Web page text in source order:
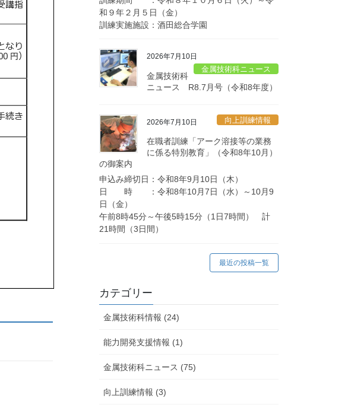
和９年２月５日（金）
訓練実施施設：酒田総合学園
2026年7月10日
金属技術科ニュース
金属技術科
ニュース R8.7月号（令和8年度）
2026年7月10日 向上訓練情報
在職者訓練「アーク溶接等の業務
に係る特別教育」（令和8年10月）
の御案内
申込み締切日：令和8年9月10日（木）
日 時 ：令和8年10月7日（水）～10月9
日（金）
午前8時45分～午後5時15分（1日7時間） 計
21時間（3日間）
最近の投稿一覧
カテゴリー
金属技術科情報 (24)
能力開発支援情報 (1)
金属技術科ニュース (75)
向上訓練情報 (3)